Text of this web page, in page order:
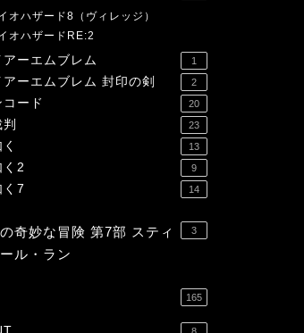
オハザード8（ヴィレッジ）
オハザードRE:2
アーエムブレム 1
アーエムブレム 封印の剣 2
コード 20
23
13
く2 9
く7 14
奇妙な冒険 第7部 スティ
ル・ラン
3
165